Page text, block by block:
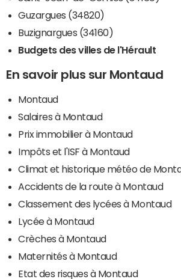
Guzargues (34820)
Buzignargues (34160)
Budgets des villes de l'Hérault
En savoir plus sur Montaud
Montaud
Salaires à Montaud
Prix immobilier à Montaud
Impôts et l'ISF à Montaud
Climat et historique météo de
Accidents de la route à Montaud
Classement des lycées à Montaud
Lycée à Montaud
Crèches à Montaud
Maternités à Montaud
Etat des risques à Montaud